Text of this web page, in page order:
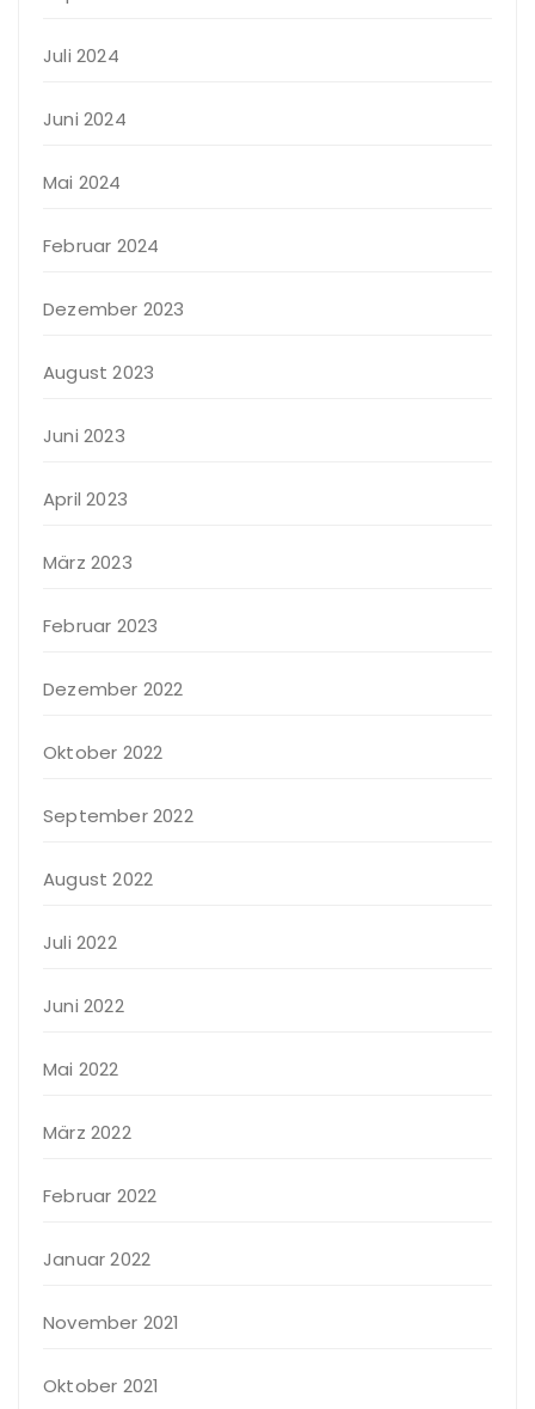
Juli 2024
Juni 2024
Mai 2024
Februar 2024
Dezember 2023
August 2023
Juni 2023
April 2023
März 2023
Februar 2023
Dezember 2022
Oktober 2022
September 2022
August 2022
Juli 2022
Juni 2022
Mai 2022
März 2022
Februar 2022
Januar 2022
November 2021
Oktober 2021